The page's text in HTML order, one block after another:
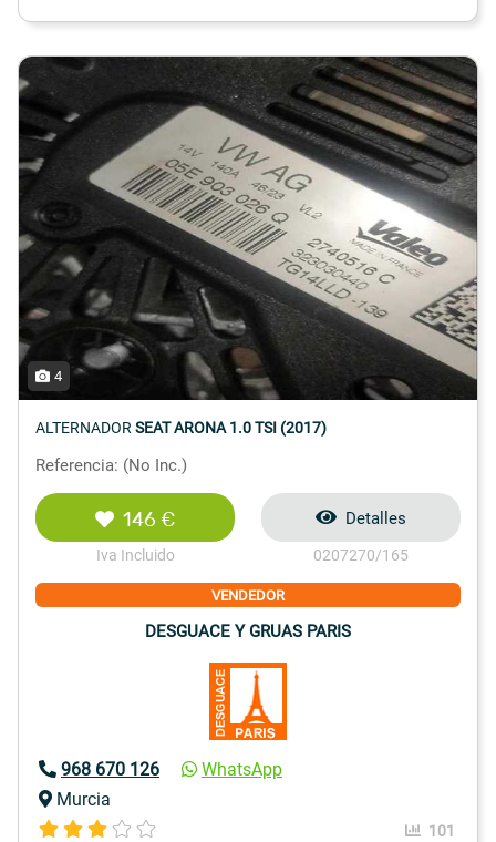
4
ALTERNADORSEAT ARONA 1.0 TSI (2017)
Referencia: (No Inc.)
146 €
Iva Incluido
Detalles
0207270/165
VENDEDOR
DESGUACE Y GRUAS PARIS
968 670 126
WhatsApp
Murcia
101